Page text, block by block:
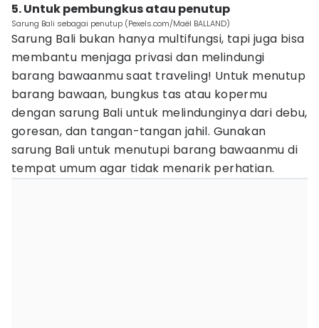
5. Untuk pembungkus atau penutup
Sarung Bali sebagai penutup (Pexels.com/Maël BALLAND)
Sarung Bali bukan hanya multifungsi, tapi juga bisa
membantu menjaga privasi dan melindungi
barang bawaanmu saat traveling! Untuk menutup
barang bawaan, bungkus tas atau kopermu
dengan sarung Bali untuk melindunginya dari debu,
goresan, dan tangan-tangan jahil. Gunakan
sarung Bali untuk menutupi barang bawaanmu di
tempat umum agar tidak menarik perhatian.